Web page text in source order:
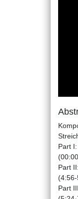
Part
Part
Part